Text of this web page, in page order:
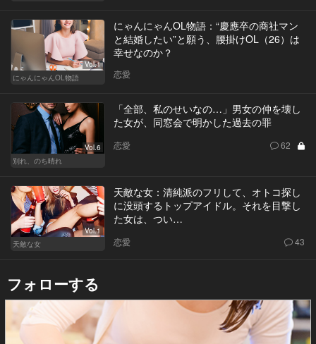
Vol.1
にゃんにゃんOL物語
にゃんにゃんOL物語：“慶應卒の商社マン
と結婚したい”と願う、腰掛けOL（26）は
幸せなのか？
恋愛
Vol.6
別れ、のち晴れ
「全部、私のせいなの…」男女の仲を壊し
た女が、同窓会で明かした過去の罪
恋愛 62
Vol.1
天敵な女
天敵な女：清純派のフリして、オトコ探し
に没頭するトップアイドル。それを目撃し
た女は、つい…
恋愛 43
フォローする